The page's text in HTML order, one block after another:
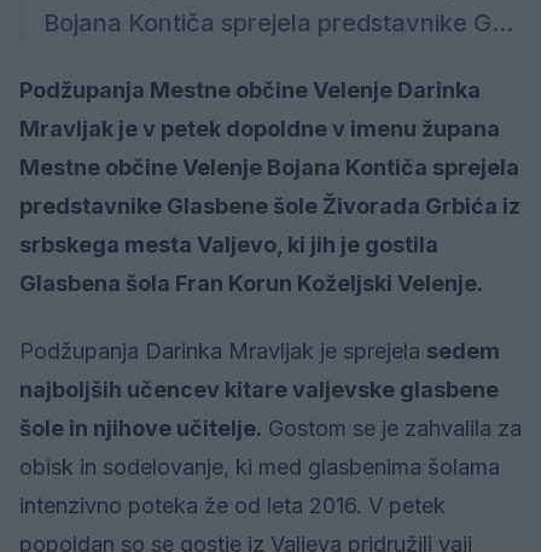
Bojana Kontiča sprejela predstavnike G...
Podžupanja Mestne občine Velenje Darinka
Mravljak je v petek dopoldne v imenu župana
Mestne občine Velenje Bojana Kontiča sprejela
predstavnike Glasbene šole Živorada Grbića iz
srbskega mesta Valjevo, ki jih je gostila
Glasbena šola Fran Korun Koželjski Velenje.
Podžupanja Darinka Mravljak je sprejela sedem
najboljših učencev kitare valjevske glasbene
šole in njihove učitelje. Gostom se je zahvalila za
obisk in sodelovanje, ki med glasbenima šolama
intenzivno poteka že od leta 2016. V petek
popoldan so se gostje iz Valjeva pridružili vaji